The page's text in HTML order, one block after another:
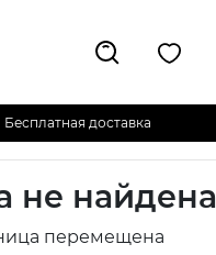
Бесплатная доставка
не найдена
перемещена